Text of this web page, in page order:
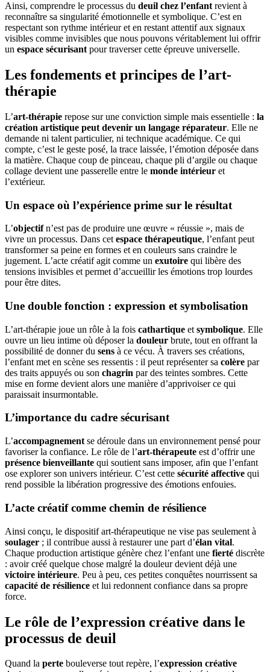
Ainsi, comprendre le processus du deuil chez l’enfant revient à
reconnaître sa singularité émotionnelle et symbolique. C’est en
respectant son rythme intérieur et en restant attentif aux signaux
visibles comme invisibles que nous pouvons véritablement lui offrir
un espace sécurisant pour traverser cette épreuve universelle.
Les fondements et principes de l’art-
thérapie
L’art-thérapie repose sur une conviction simple mais essentielle : la
création artistique peut devenir un langage réparateur. Elle ne
demande ni talent particulier, ni technique académique. Ce qui
compte, c’est le geste posé, la trace laissée, l’émotion déposée dans
la matière. Chaque coup de pinceau, chaque pli d’argile ou chaque
collage devient une passerelle entre le monde intérieur et
l’extérieur.
Un espace où l’expérience prime sur le résultat
L’objectifn’est pas de produire une œuvre « réussie », mais de
vivre un processus. Dans cet espace thérapeutique, l’enfant peut
transformer sa peine en formes et en couleurs sans craindre le
jugement. L’acte créatif agit comme un exutoire qui libère des
tensions invisibles et permet d’accueillir les émotions trop lourdes
pour être dites.
Une double fonction : expression et symbolisation
L’art-thérapie joue un rôle à la fois cathartique et symbolique. Elle
ouvre un lieu intime où déposer la douleur brute, tout en offrant la
possibilité de donner du sens à ce vécu. À travers ses créations,
l’enfant met en scène ses ressentis : il peut représenter sa colère par
des traits appuyés ou son chagrin par des teintes sombres. Cette
mise en forme devient alors une manière d’apprivoiser ce qui
paraissait insurmontable.
L’importance du cadre sécurisant
L’accompagnement se déroule dans un environnement pensé pour
favoriser la confiance. Le rôle de l’art-thérapeute est d’offrir une
présence bienveillante qui soutient sans imposer, afin que l’enfant
ose explorer son univers intérieur. C’est cette sécurité affective qui
rend possible la libération progressive des émotions enfouies.
L’acte créatif comme chemin de résilience
Ainsi conçu, le dispositif art-thérapeutique ne vise pas seulement à
soulager ; il contribue aussi à restaurer une part d’élan vital.
Chaque production artistique génère chez l’enfant une fierté discrète
: avoir créé quelque chose malgré la douleur devient déjà une
victoire intérieure. Peu à peu, ces petites conquêtes nourrissent sa
capacité de résilience et lui redonnent confiance dans sa propre
force.
Le rôle de l’expression créative dans le
processus de deuil
Quand la perte bouleverse tout repère, l’expression créative